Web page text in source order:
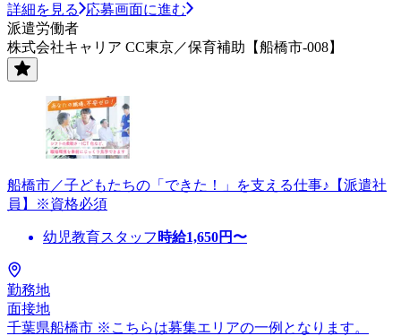
詳細を見る
応募画面に進む
派遣労働者
株式会社キャリア CC東京／保育補助【船橋市-008】
船橋市／子どもたちの「できた！」を支える仕事♪【派遣社
員】※資格必須
幼児教育スタッフ 時給1,650円〜
勤務地
面接地
千葉県船橋市 ※こちらは募集エリアの一例となります。